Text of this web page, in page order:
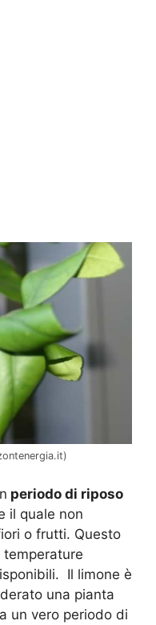
periodo di riposo
il quale non
o frutti. Questo
Il limone è
una pianta
un vero periodo di